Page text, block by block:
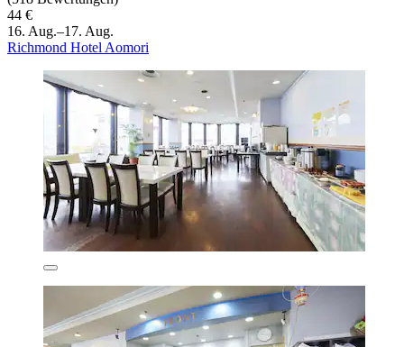
44 €
16. Aug.–17. Aug.
Richmond Hotel Aomori